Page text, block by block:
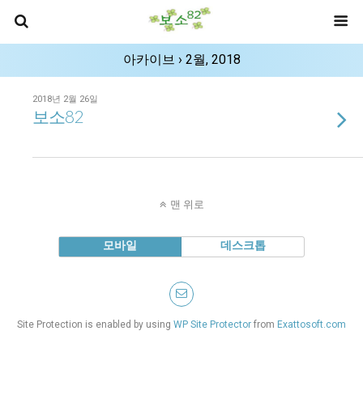
아카이브 › 2월, 2018
2018년 2월 26일
보소82
맨 위로
모바일 데스크톱
Site Protection is enabled by using WP Site Protector from Exattosoft.com